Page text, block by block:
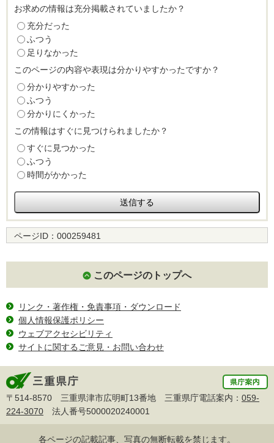
お求めの情報は充分掲載されていましたか？
充分だった
ふつう
足りなかった
このページの内容や表現は分かりやすかったですか？
分かりやすかった
ふつう
分かりにくかった
この情報はすぐに見つけられましたか？
すぐに見つかった
ふつう
時間がかかった
ページID： 000259481
このページのトップへ
リンク・著作権・免責事項・ダウンロード
個人情報保護ポリシー
ウェブアクセシビリティ
サイトに関するご意見・お問い合わせ
〒514-8570 三重県津市広明町13番地 三重県庁電話案内： 059-
224-3070 法人番号5000020240001
各ページの記載記事、写真の無断転載を禁じます。